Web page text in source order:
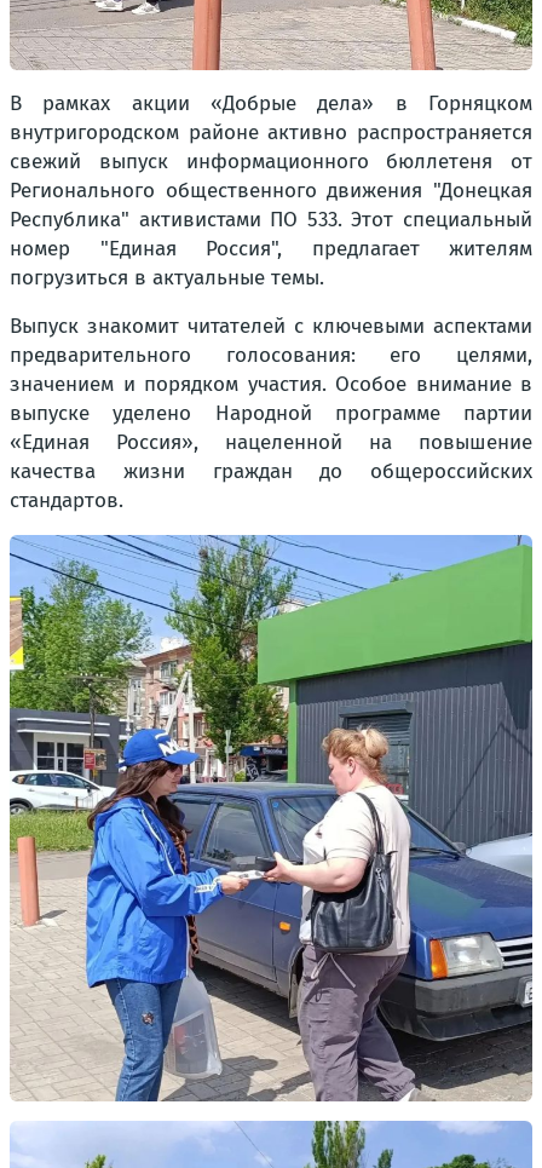
В рамках акции «Добрые дела» в Горняцком
внутригородском районе активно распространяется
свежий выпуск информационного бюллетеня от
Регионального общественного движения "Донецкая
Республика" активистами ПО 533. Этот специальный
номер "Единая Россия", предлагает жителям
погрузиться в актуальные темы.
Выпуск знакомит читателей с ключевыми аспектами
предварительного голосования: его целями,
значением и порядком участия. Особое внимание в
выпуске уделено Народной программе партии
«Единая Россия», нацеленной на повышение
качества жизни граждан до общероссийских
стандартов.